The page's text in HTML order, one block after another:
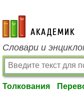
academic.ru
Словари и
Толкования